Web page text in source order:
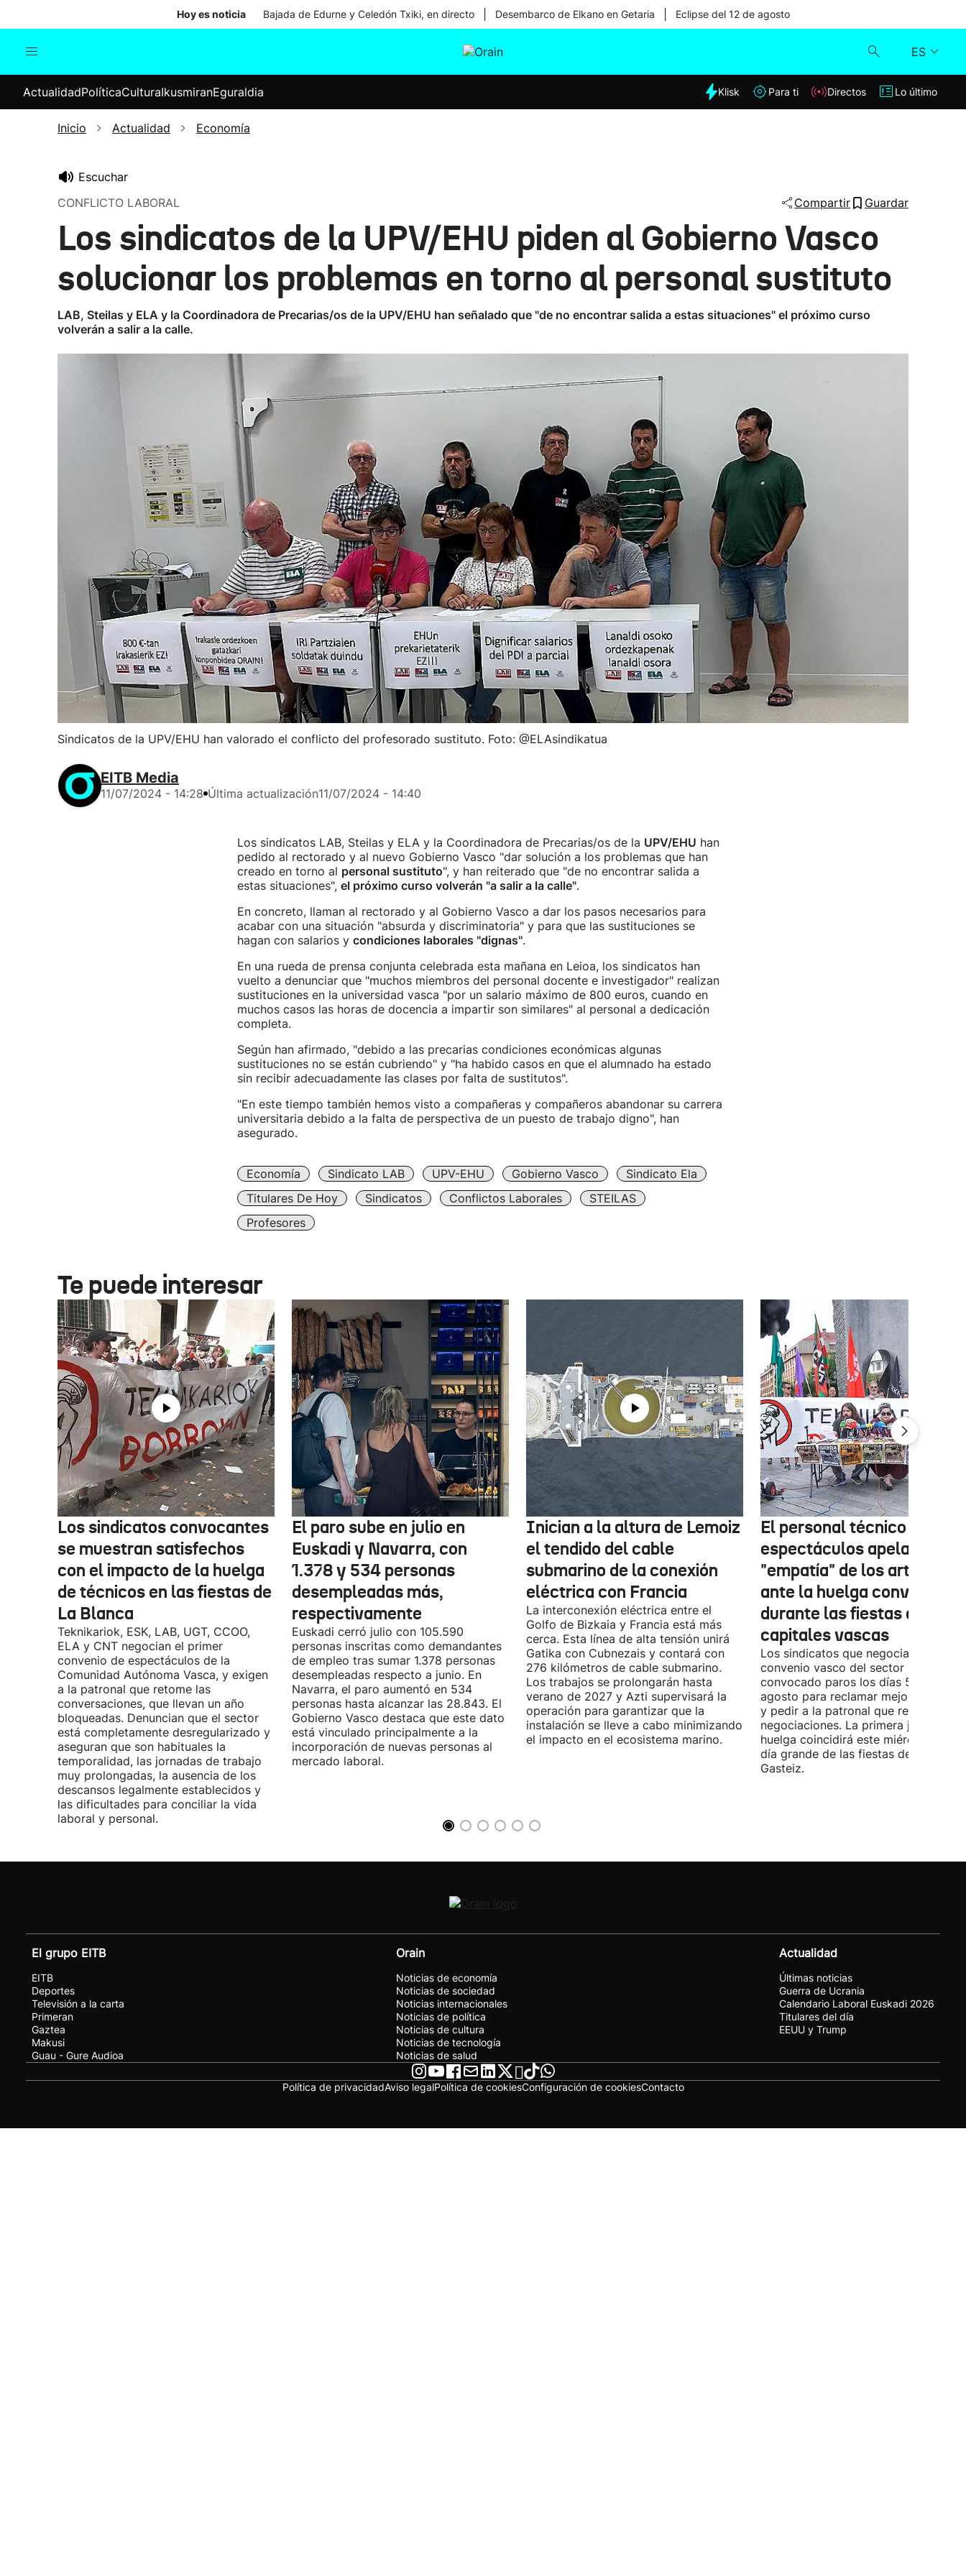
Hoy es noticia Bajada de Edurne y Celedón Txiki, en directo Desembarco de Elkano en Getaria Eclipse del 12 de agosto
ES
Internacional
Elecciones
Klisk
ActualidadPolíticaCulturaIkusmiranEguraldia Klisk Para ti Directos Lo último
Inicio Actualidad Economía
Escuchar
CONFLICTO LABORAL
Compartir Guardar
Los sindicatos de la UPV/EHU piden al Gobierno Vasco
solucionar los problemas en torno al personal sustituto
LAB, Steilas y ELA y la Coordinadora de Precarias/os de la UPV/EHU han señalado que "de no encontrar salida a estas situaciones" el próximo curso
volverán a salir a la calle.
Sindicatos de la UPV/EHU han valorado el conflicto del profesorado sustituto. Foto: @ELAsindikatua
EITB Media
11/07/2024 - 14:28 Última actualización11/07/2024 - 14:40
Los sindicatos LAB, Steilas y ELA y la Coordinadora de Precarias/os de la UPV/EHU han
pedido al rectorado y al nuevo Gobierno Vasco "dar solución a los problemas que han
creado en torno al personal sustituto", y han reiterado que "de no encontrar salida a
estas situaciones", el próximo curso volverán "a salir a la calle".
En concreto, llaman al rectorado y al Gobierno Vasco a dar los pasos necesarios para
acabar con una situación "absurda y discriminatoria" y para que las sustituciones se
hagan con salarios y condiciones laborales "dignas".
En una rueda de prensa conjunta celebrada esta mañana en Leioa, los sindicatos han
vuelto a denunciar que "muchos miembros del personal docente e investigador" realizan
sustituciones en la universidad vasca "por un salario máximo de 800 euros, cuando en
muchos casos las horas de docencia a impartir son similares" al personal a dedicación
completa.
Según han afirmado, "debido a las precarias condiciones económicas algunas
sustituciones no se están cubriendo" y "ha habido casos en que el alumnado ha estado
sin recibir adecuadamente las clases por falta de sustitutos".
"En este tiempo también hemos visto a compañeras y compañeros abandonar su carrera
universitaria debido a la falta de perspectiva de un puesto de trabajo digno", han
asegurado.
Economía Sindicato LAB UPV-EHU Gobierno Vasco
Sindicato Ela
Titulares De Hoy
Sindicatos Conflictos Laborales
STEILAS
Profesores
Te puede interesar
Los sindicatos convocantes
se muestran satisfechos
con el impacto de la huelga
de técnicos en las fiestas de
La Blanca
Teknikariok, ESK, LAB, UGT, CCOO,
ELA y CNT negocian el primer
convenio de espectáculos de la
Comunidad Autónoma Vasca, y exigen
a la patronal que retome las
conversaciones, que llevan un año
bloqueadas. Denuncian que el sector
está completamente desregularizado y
aseguran que son habituales la
temporalidad, las jornadas de trabajo
muy prolongadas, la ausencia de los
descansos legalmente establecidos y
las dificultades para conciliar la vida
laboral y personal.
El paro sube en julio en
Euskadi y Navarra, con
1.378 y 534 personas
desempleadas más,
respectivamente
Euskadi cerró julio con 105.590
personas inscritas como demandantes
de empleo tras sumar 1.378 personas
desempleadas respecto a junio. En
Navarra, el paro aumentó en 534
personas hasta alcanzar las 28.843. El
Gobierno Vasco destaca que este dato
está vinculado principalmente a la
incorporación de nuevas personas al
mercado laboral.
Inician a la altura de Lemoiz
el tendido del cable
submarino de la conexión
eléctrica con Francia
La interconexión eléctrica entre el
Golfo de Bizkaia y Francia está más
cerca. Esta línea de alta tensión unirá
Gatika con Cubnezais y contará con
276 kilómetros de cable submarino.
Los trabajos se prolongarán hasta
verano de 2027 y Azti supervisará la
operación para garantizar que la
instalación se lleve a cabo minimizando
el impacto en el ecosistema marino.
El personal técnico de
espectáculos apela a la
"empatía" de los artistas
ante la huelga convocada
durante las fiestas de las
capitales vascas
Los sindicatos que negocian el
convenio vasco del sector han
convocado paros los días 5, 14 y 26
agosto para reclamar mejoras
y pedir a la patronal que retome las
negociaciones. La primera jornada de
huelga coincidirá este miércoles con
día grande de las fiestas de Vitoria-
Gasteiz.
El grupo EITB
EITB
Deportes
Televisión a la carta
Primeran
Gaztea
Makusi
Guau - Gure Audioa
Orain
Noticias de economía
Noticias de sociedad
Noticias internacionales
Noticias de política
Noticias de cultura
Noticias de tecnología
Noticias de salud
Actualidad
Últimas noticias
Guerra de Ucrania
Calendario Laboral Euskadi 2026
Titulares del día
EEUU y Trump
Política de privacidadAviso legalPolítica de cookiesConfiguración de cookiesContacto